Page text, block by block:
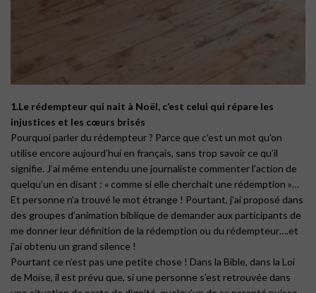
1.Le rédempteur qui nait à Noël, c’est celui qui répare les
injustices et les cœurs brisés
Pourquoi parler du rédempteur ? Parce que c’est un mot qu’on
utilise encore aujourd’hui en français, sans trop savoir ce qu’il
signifie. J’ai même entendu une journaliste commenter l’action de
quelqu’un en disant : « comme si elle cherchait une rédemption »…
Et personne n’a trouvé le mot étrange ! Pourtant, j’ai proposé dans
des groupes d’animation biblique de demander aux participants de
me donner leur définition de la rédemption ou du rédempteur….et
j’ai obtenu un grand silence !
Pourtant ce n’est pas une petite chose ! Dans la Bible, dans la Loi
de Moïse, il est prévu que, si une personne s’est retrouvée dans